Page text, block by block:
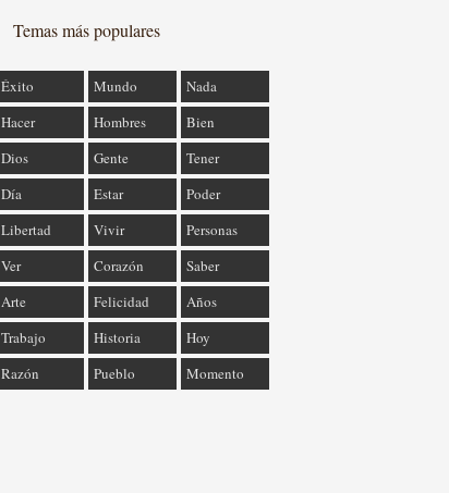
Temas más populares
Éxito Mundo
Nada
Hacer Hombres
Bien
Dios Gente
Tener
Día Estar
Poder
Libertad Vivir
Personas
Ver Corazón
Saber
Arte Felicidad
Años
Trabajo Historia
Hoy
Razón Pueblo Momento